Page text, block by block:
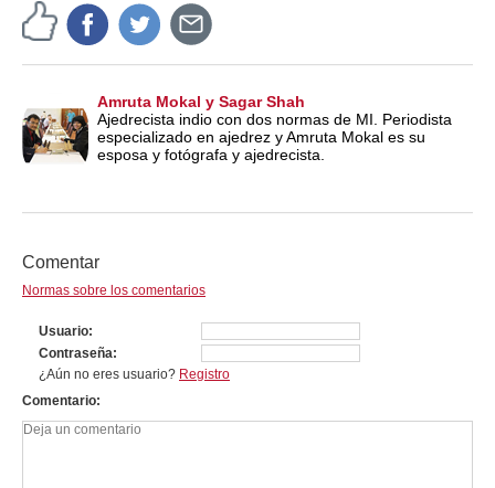
Amruta Mokal y Sagar Shah
Ajedrecista indio con dos normas de MI. Periodista
especializado en ajedrez y Amruta Mokal es su
esposa y fotógrafa y ajedrecista.
Comentar
Normas sobre los comentarios
Usuario
Contraseña
¿Aún no eres usuario? Registro
Comentario